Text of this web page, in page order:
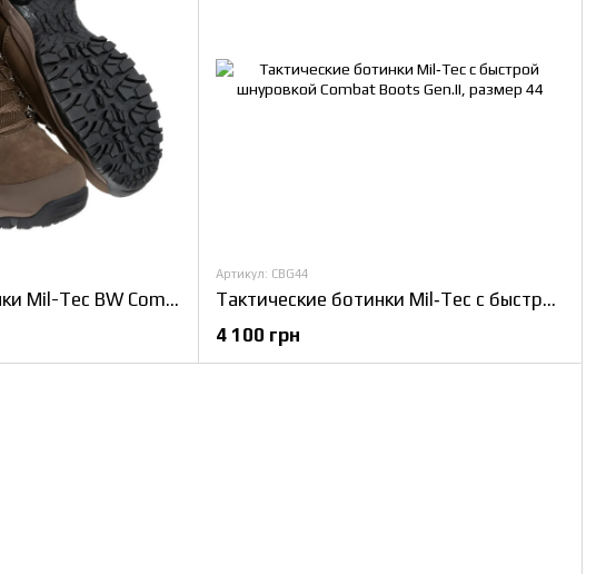
Тактические ботинки Mil-Tec BW Combat, размер 41
Артикул: CBG44
Тактические ботинки Mil‑Tec с быстрой шнуровкой Combat Boots Gen.II, размер 44
4 100 грн